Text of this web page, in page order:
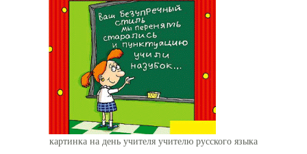
картинка на день учителя учителю русского языка